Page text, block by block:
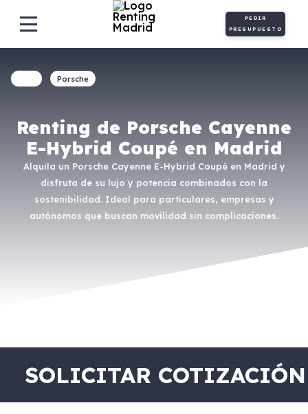
PEDIR
PRESUPUESTO
Renting de Porsche Cayenne
E-Hybrid Coupé en Madrid
Alquila un Porsche Cayenne E-Hybrid Coupé en Madrid y
disfruta de su lujo y potencia combinados con la
sostenibilidad. Ideal para particulares, empresas y
autónomos que buscan movilidad sin complicaciones.
Porsche
SOLICITAR COTIZACIÓN